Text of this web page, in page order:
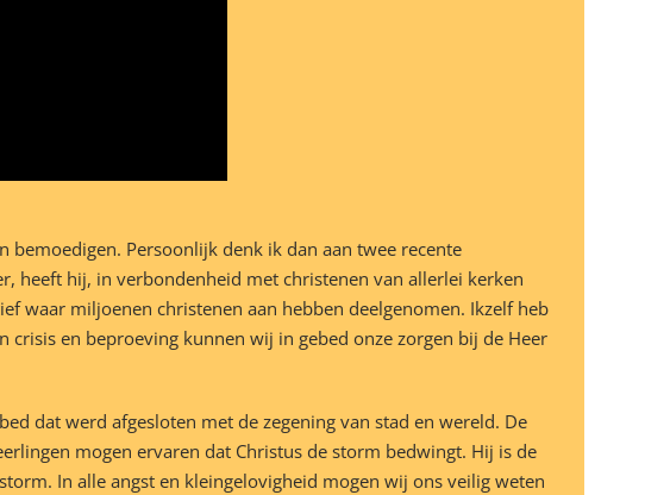
Persoonlijk denk ik dan aan twee recente
heeft hij, in verbondenheid met christenen van allerlei kerken
waar miljoenen christenen aan hebben deelgenomen. Ikzelf heb
crisis en beproeving kunnen wij in gebed onze zorgen bij de Heer
dat werd afgesloten met de zegening van stad en wereld. De
mogen ervaren dat Christus de storm bedwingt. Hij is de
In alle angst en kleingelovigheid mogen wij ons veilig weten